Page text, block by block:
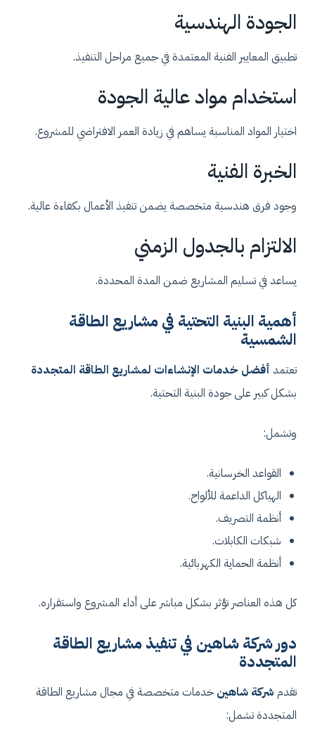
الجودة الهندسية
تطبيق المعايير الفنية المعتمدة في جميع مراحل التنفيذ.
استخدام مواد عالية الجودة
اختيار المواد المناسبة يساهم في زيادة العمر الافتراضي للمشروع.
الخبرة الفنية
وجود فرق هندسية متخصصة يضمن تنفيذ الأعمال بكفاءة عالية.
الالتزام بالجدول الزمني
يساعد في تسليم المشاريع ضمن المدة المحددة.
أهمية البنية التحتية في مشاريع الطاقة
الشمسية
تعتمد أفضل خدمات الإنشاءات لمشاريع الطاقة المتجددة
بشكل كبير على جودة البنية التحتية.
وتشمل:
القواعد الخرسانية.
الهياكل الداعمة للألواح.
أنظمة التصريف.
شبكات الكابلات.
أنظمة الحماية الكهربائية.
كل هذه العناصر تؤثر بشكل مباشر على أداء المشروع واستقراره.
دور شركة شاهين في تنفيذ مشاريع الطاقة
المتجددة
تقدم شركة شاهين خدمات متخصصة في مجال مشاريع الطاقة
المتجددة تشمل: